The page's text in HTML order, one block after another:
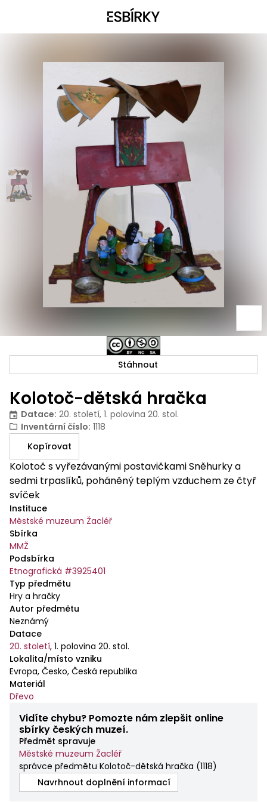
Kolotoč-dětská hračka
Datace: 20. století, 1. polovina 20. stol.
Inventární číslo: 1118
Kopírovat
Kolotoč s vyřezávanými postavičkami Sněhurky a
sedmi trpaslíků, poháněný teplým vzduchem ze čtyř
svíček
Instituce
Městské muzeum Žacléř
Sbírka
MMŽ
Podsbírka
Etnografická #3925401
Typ předmětu
Hry a hračky
Autor předmětu
Neznámý
Datace
20. století, 1. polovina 20. stol.
Lokalita/místo vzniku
Evropa, Česko, Česká republika
Materiál
Dřevo
Vidíte chybu? Pomozte nám zlepšit online
sbírky českých muzeí.
Předmět spravuje
Městské muzeum Žacléř
správce předmětu Kolotoč-dětská hračka (1118)
Navrhnout doplnění informací
Stáhnout